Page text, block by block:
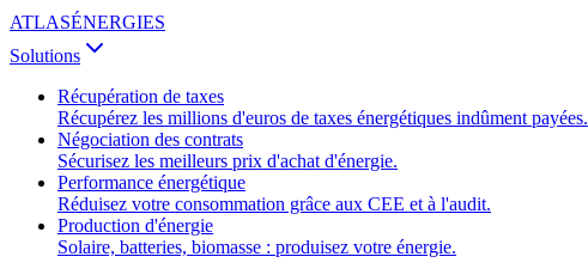
ATLASÉNERGIES
Solutions
Récupération de taxes
Récupérez les millions d'euros de taxes énergétiques indûment payées.
Négociation des contrats
Sécurisez les meilleurs prix d'achat d'énergie.
Performance énergétique
Réduisez votre consommation grâce aux CEE et à l'audit.
Production d'énergie
Solaire, batteries, biomasse : produisez votre énergie.